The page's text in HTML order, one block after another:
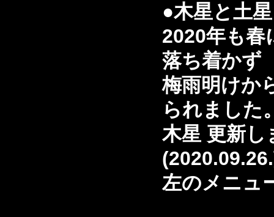
●木星と土星
2020年も春
落ち着かず
梅雨明けか
られました
木星 更新し
左のメニュ